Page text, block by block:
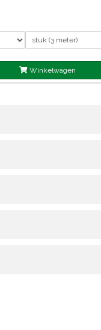
Winkelwagen